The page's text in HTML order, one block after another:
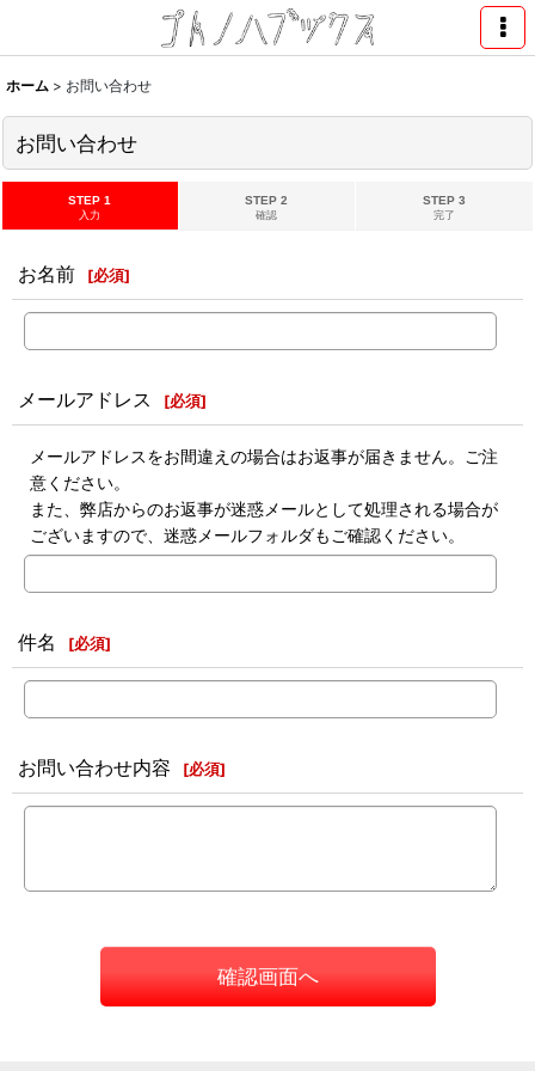
ホーム > お問い合わせ
お問い合わせ
STEP 1
入力
STEP 2
確認
STEP 3
完了
お名前 [必須]
メールアドレス [必須]
メールアドレスをお間違えの場合はお返事が届きません。ご注
意ください。
また、弊店からのお返事が迷惑メールとして処理される場合が
ございますので、迷惑メールフォルダもご確認ください。
件名 [必須]
お問い合わせ内容 [必須]
確認画面へ